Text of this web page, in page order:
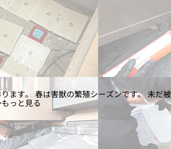
ます。 春は害獣の繁殖シーズンです。 未だ被
っと見る